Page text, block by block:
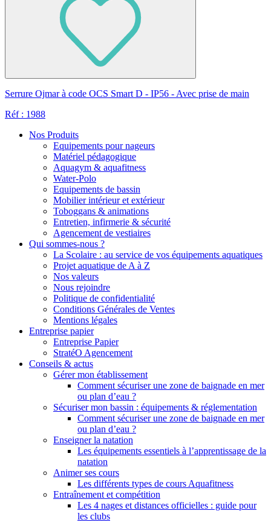
Serrure Ojmar à code OCS Smart D - IP56 - Avec prise de main
Réf : 1988
Nos Produits
Equipements pour nageurs
Matériel pédagogique
Aquagym & aquafitness
Water-Polo
Equipements de bassin
Mobilier intérieur et extérieur
Toboggans & animations
Entretien, infirmerie & sécurité
Agencement de vestiaires
Qui sommes-nous ?
La Scolaire : au service de vos équipements aquatiques
Projet aquatique de A à Z
Nos valeurs
Nous rejoindre
Politique de confidentialité
Conditions Générales de Ventes
Mentions légales
Entreprise papier
Entreprise Papier
StratéO Agencement
Conseils & actus
Gérer mon établissement
Comment sécuriser une zone de baignade en mer
ou plan d’eau ?
Sécuriser mon bassin : équipements & réglementation
Comment sécuriser une zone de baignade en mer
ou plan d’eau ?
Enseigner la natation
Les équipements essentiels à l’apprentissage de la
natation
Animer ses cours
Les différents types de cours Aquafitness
Entraînement et compétition
Les 4 nages et distances officielles : guide pour
les clubs